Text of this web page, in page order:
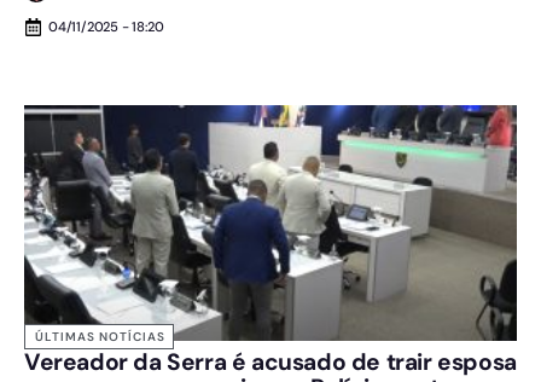
04/11/2025 - 18:20
ÚLTIMAS NOTÍCIAS
Vereador da Serra é acusado de trair esposa